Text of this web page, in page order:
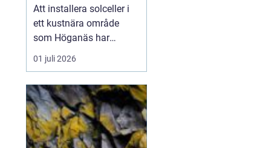
Att installera solceller i
ett kustnära område
som Höganäs har
många fördelar. Du får
lägre elkostnader,
klimatpåverkan och gör
din fastighet mer
attraktiv. Samtidigt finns
det lokala
01 juli 2026